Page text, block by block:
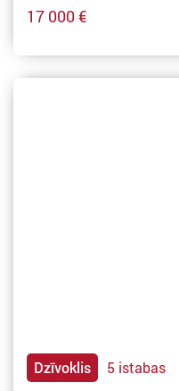
17 000 €
Dzīvoklis 5 istabas